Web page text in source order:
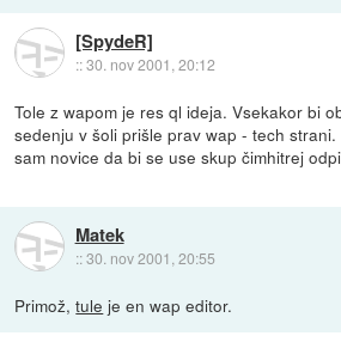
[SpydeR]
::30. nov 2001, 20:12
Tole z wapom je res ql ideja. Vsekakor bi
sedenju v šoli prišle prav wap - tech
sam novice da bi se use skup čimhitrej
Matek
::30. nov 2001, 20:55
Primož,tule je en wap editor.